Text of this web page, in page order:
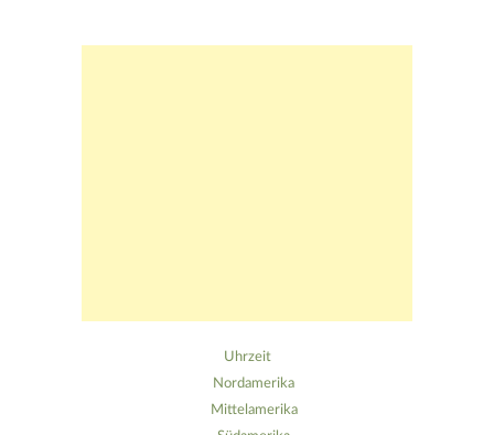
Uhrzeit
Nordamerika
Mittelamerika